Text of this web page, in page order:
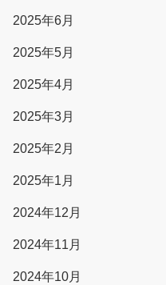
2025年6月
2025年5月
2025年4月
2025年3月
2025年2月
2025年1月
2024年12月
2024年11月
2024年10月